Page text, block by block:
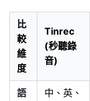
比
較
維
度
Tinrec
(秒聽錄
音)
語
中、英、